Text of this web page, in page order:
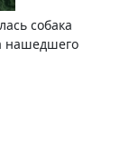
собака
нашедшего